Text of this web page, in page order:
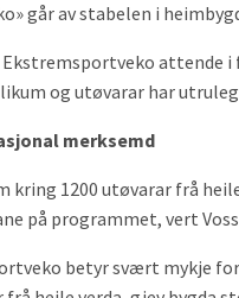
går av stabelen i
Ekstremsportveko attende
og utøvarar har
merksemd
kring 1200 utøvarar frå
på programmet, vert
betyr svært mykje